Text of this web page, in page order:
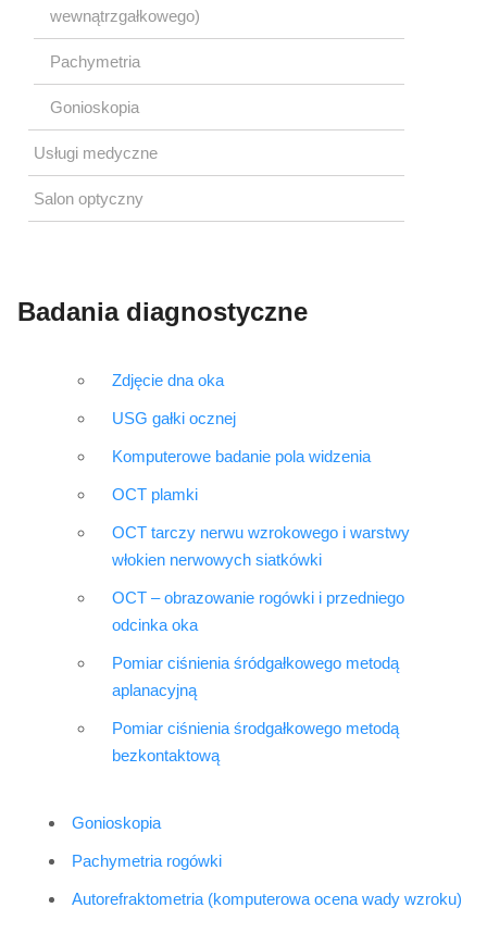
wewnątrzgałkowego)
Pachymetria
Gonioskopia
Usługi medyczne
Salon optyczny
Badania diagnostyczne
Zdjęcie dna oka
USG gałki ocznej
Komputerowe badanie pola widzenia
OCT plamki
OCT tarczy nerwu wzrokowego i warstwy
włokien nerwowych siatkówki
OCT – obrazowanie rogówki i przedniego
odcinka oka
Pomiar ciśnienia śródgałkowego metodą
aplanacyjną
Pomiar ciśnienia środgałkowego metodą
bezkontaktową
Gonioskopia
Pachymetria rogówki
Autorefraktometria (komputerowa ocena wady wzroku)